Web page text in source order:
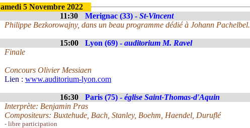
5 Novembre 2022
11:30
Merignac (33) - St-Vincent
Philippe Bezkorowajny, dans un beau programme dédié à Johann Pachelbel.
15:00 Lyon (69) - auditorium M. Ravel
Finale
Concours Olivier Messiaen
Lien : www.auditorium-lyon.com
16:30 Paris (75) - église Saint-Thomas-d'Aquin
Interprète: Benjamin Pras
Compositeurs: Buxtehude, Bach, Stanley, Boehm, Haendel, Duruflé
- libre participation